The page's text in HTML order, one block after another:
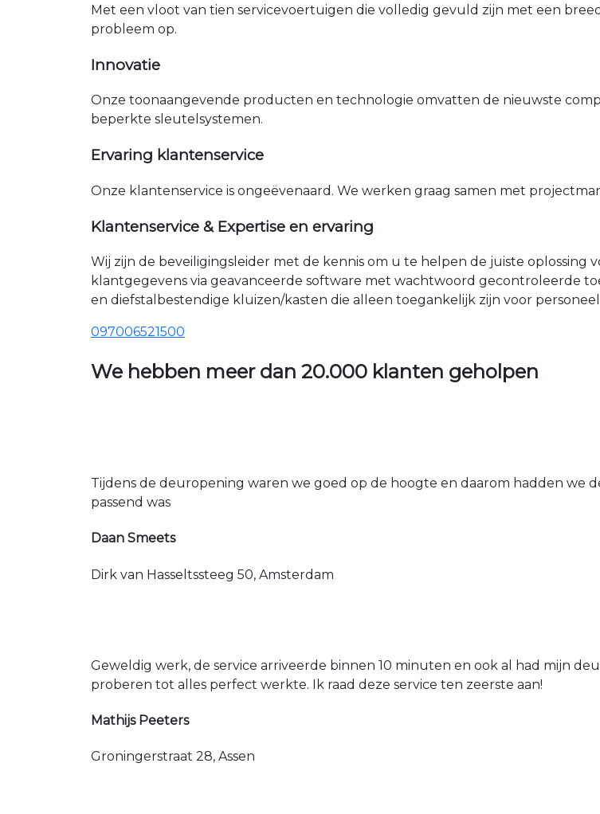
Met een vloot van tien servicevoertuigen die volledig gevuld zijn met een
probleem op.
Innovatie
Onze toonaangevende producten en technologie omvatten de nieuwste
beperkte sleutelsystemen.
Ervaring klantenservice
Onze klantenservice is ongeëvenaard. We werken graag samen met
Klantenservice & Expertise en ervaring
Wij zijn de beveiligingsleider met de kennis om u te helpen de juiste
klantgegevens via geavanceerde software met wachtwoord gecontroleerde
en diefstalbestendige kluizen/kasten die alleen toegankelijk zijn voor
097006521500
We hebben meer dan 20.000 klanten geholpen
Tijdens de deuropening waren we goed op de hoogte en daarom hadden we
passend was
Daan Smeets
Dirk van Hasseltssteeg 50, Amsterdam
Geweldig werk, de service arriveerde binnen 10 minuten en ook al had mijn
proberen tot alles perfect werkte. Ik raad deze service ten zeerste aan!
Mathijs Peeters
Groningerstraat 28, Assen